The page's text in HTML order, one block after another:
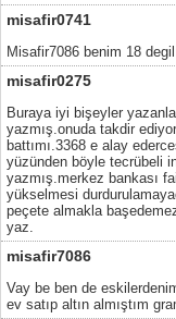
misafir0741
Misafir7086 benim 18
misafir0275
Buraya iyi bişeyler
yazmış.onuda takdir
battımı.3368 e alay
yüzünden böyle tecrübeli
yazmış.merkez bankası
yükselmesi
peçete almakla
yaz.
misafir7086
Vay be ben de
ev satıp altın almıştım